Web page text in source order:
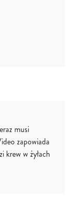
musi
zapowiada
krew w żyłach